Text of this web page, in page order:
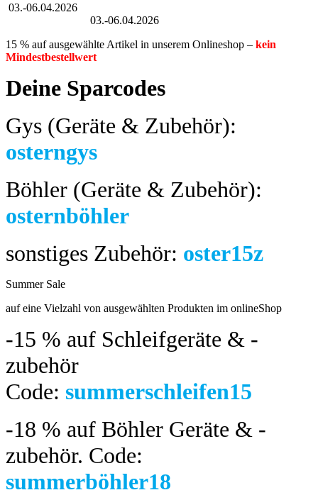
03.-06.04.2026
03.-06.04.2026
15 % auf ausgewählte Artikel in unserem Onlineshop – kein
Mindestbestellwert
Deine Sparcodes
Gys (Geräte & Zubehör):
osterngys
Böhler (Geräte & Zubehör):
osternböhler
sonstiges Zubehör: oster15z
Summer Sale
auf eine Vielzahl von ausgewählten Produkten im onlineShop
-15 % auf Schleifgeräte & -
zubehör
Code: summerschleifen15
-18 % auf Böhler Geräte & -
zubehör. Code:
summerböhler18